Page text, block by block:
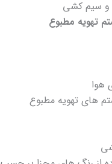
و سیم کشی
تهویه مطبوع
هوا
های تهویه مطبوع